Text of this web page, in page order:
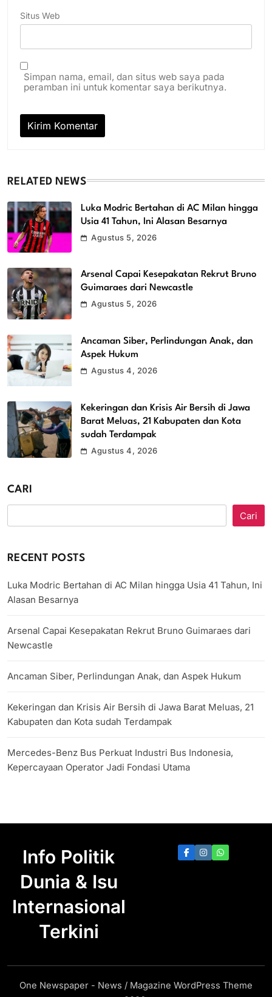
Situs Web
Simpan nama, email, dan situs web saya pada
peramban ini untuk komentar saya berikutnya.
RELATED NEWS
Luka Modric Bertahan di AC Milan hingga
Usia 41 Tahun, Ini Alasan Besarnya
Agustus 5, 2026
Arsenal Capai Kesepakatan Rekrut Bruno
Guimaraes dari Newcastle
Agustus 5, 2026
Ancaman Siber, Perlindungan Anak, dan
Aspek Hukum
Agustus 4, 2026
Kekeringan dan Krisis Air Bersih di Jawa
Barat Meluas, 21 Kabupaten dan Kota
sudah Terdampak
Agustus 4, 2026
CARI
Cari
RECENT POSTS
Luka Modric Bertahan di AC Milan hingga Usia 41 Tahun, Ini
Alasan Besarnya
Arsenal Capai Kesepakatan Rekrut Bruno Guimaraes dari
Newcastle
Ancaman Siber, Perlindungan Anak, dan Aspek Hukum
Kekeringan dan Krisis Air Bersih di Jawa Barat Meluas, 21
Kabupaten dan Kota sudah Terdampak
Mercedes-Benz Bus Perkuat Industri Bus Indonesia,
Kepercayaan Operator Jadi Fondasi Utama
Info Politik
Dunia & Isu
Internasional
Terkini
One Newspaper - News / Magazine WordPress Theme